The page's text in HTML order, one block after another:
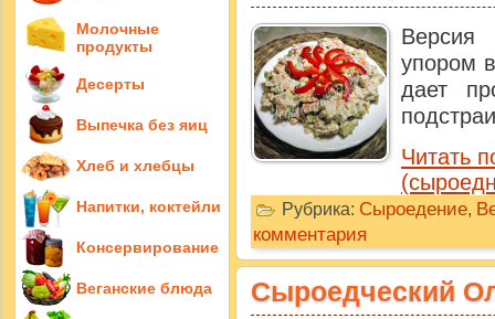
Версия
упором
дает
Читать
Рубрика: Сыроедение,
комментария
Сыроедческий
Молочные
продукты
Десерты
Выпечка без яиц
Хлеб и хлебцы
Напитки, коктейли
Консервирование
Веганские блюда